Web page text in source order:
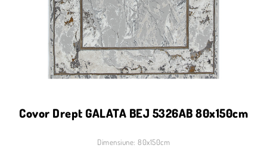
Covor Drept GALATA BEJ 5326AB 80x150cm
Dimensiune: 80x150cm